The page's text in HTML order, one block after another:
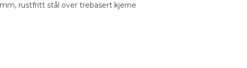
rustfritt stål over trebasert kjerne